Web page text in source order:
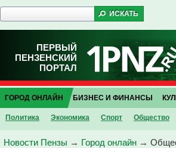
ПЕРВЫЙ
ПЕНЗЕНСКИЙ
ПОРТАЛ
ГОРОД ОНЛАЙН
Политика Экономика Спорт Общество
БИЗНЕС И ФИНАНСЫ
Новости Пензы → Город онлайн →